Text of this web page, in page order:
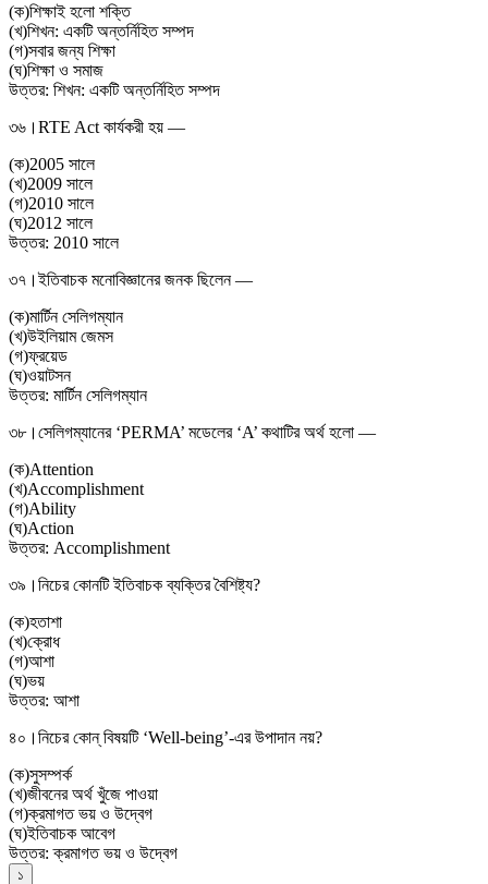
(ক)শিক্ষাই হলো শক্তি
(খ)শিখন: একটি অন্তর্নিহিত সম্পদ
(গ)সবার জন্য শিক্ষা
(ঘ)শিক্ষা ও সমাজ
উত্তর: শিখন: একটি অন্তর্নিহিত সম্পদ
৩৬। RTE Act কার্যকরী হয় —
(ক)2005 সালে
(খ)2009 সালে
(গ)2010 সালে
(ঘ)2012 সালে
উত্তর: 2010 সালে
৩৭।ইতিবাচক মনোবিজ্ঞানের জনক ছিলেন —
(ক)মার্টিন সেলিগম্যান
(খ)উইলিয়াম জেমস
(গ)ফ্রয়েড
(ঘ)ওয়াটসন
উত্তর: মার্টিন সেলিগম্যান
৩৮। সেলিগম্যানের ‘PERMA’ মডেলের ‘A’ কথাটির অর্থ হলো —
(ক)Attention
(খ)Accomplishment
(গ)Ability
(ঘ)Action
উত্তর: Accomplishment
৩৯। নিচের কোনটি ইতিবাচক ব্যক্তির বৈশিষ্ট্য?
(ক)হতাশা
(খ)ক্রোধ
(গ)আশা
(ঘ)ভয়
উত্তর: আশা
৪০। নিচের কোন্ বিষয়টি ‘Well-being’-এর উপাদান নয়?
(ক)সুসম্পর্ক
(খ)জীবনের অর্থ খুঁজে পাওয়া
(গ)ক্রমাগত ভয় ও উদ্বেগ
(ঘ)ইতিবাচক আবেগ
উত্তর:ক্রমাগত ভয় ও উদ্বেগ
১